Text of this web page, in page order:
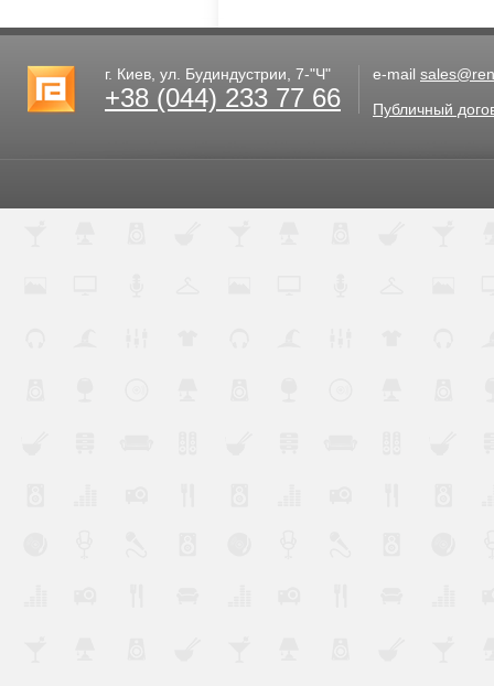
г. Киев, ул. Будиндустрии, 7-"Ч"
+38 (044) 233 77 66
e-mail
Публичный